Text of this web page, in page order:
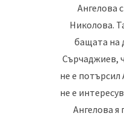
Ангелова
Николова.
бащата на
Сърчаджиев,
не е
не е
Ангелова я